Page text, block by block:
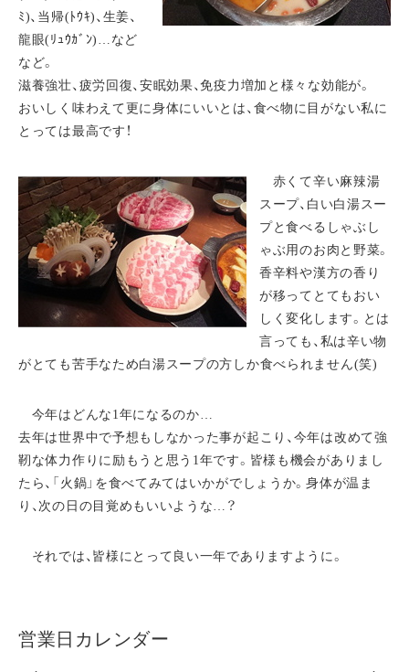
ﾐ)、当帰(ﾄｳｷ)、生姜、
龍眼(ﾘｭｳｶﾞﾝ)…など
など。
滋養強壮、疲労回復、安眠効果、免疫力増加と様々な効能が。
おいしく味わえて更に身体にいいとは、食べ物に目がない私に
とっては最高です！
赤くて辛い麻辣湯
スープ、白い白湯スー
プと食べるしゃぶし
ゃぶ用のお肉と野菜。
香辛料や漢方の香り
が移ってとてもおい
しく変化します。とは
言っても、私は辛い物
がとても苦手なため白湯スープの方しか食べられません(笑)
今年はどんな1年になるのか…
去年は世界中で予想もしなかった事が起こり、今年は改めて強
靭な体力作りに励もうと思う1年です。皆様も機会がありまし
たら、「火鍋」を食べてみてはいかがでしょうか。身体が温ま
り、次の日の目覚めもいいような…？
それでは、皆様にとって良い一年でありますように。
営業日カレンダー